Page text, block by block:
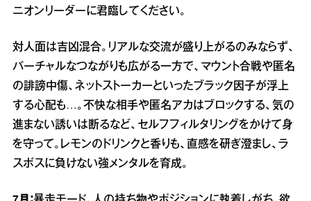
ニオンリーダーに君臨してください。
対人面は吉凶混合。リアルな交流が盛り上がるのみならず、
バーチャルなつながりも広がる一方で、マウント合戦や匿名
の誹謗中傷、ネットストーカーといったブラック因子が浮上
する心配も…。不快な相手や匿名アカはブロックする、気の
進まない誘いは断るなど、セルフフィルタリングをかけて身
を守って。レモンのドリンクと香りも、直感を研ぎ澄まし、ラ
スボスに負けない強メンタルを育成。